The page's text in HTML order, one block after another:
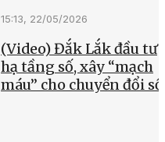
15:13, 22/05/2026
(Video) Đắk Lắk đầu tư
hạ tầng số, xây “mạch
máu” cho chuyển đổi số